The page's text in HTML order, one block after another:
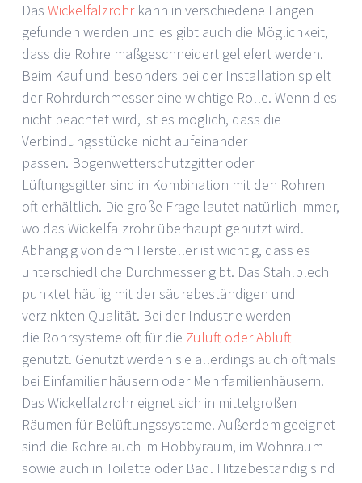
Das Wickelfalzrohrkann in verschiedene Längen
gefunden werden und es gibt auch die Möglichkeit,
dass die Rohre maßgeschneidert geliefert werden.
Beim Kauf und besonders bei der Installation spielt
der Rohrdurchmesser eine wichtige Rolle. Wenn dies
nicht beachtet wird, ist es möglich, dass die
Verbindungsstücke nicht aufeinander
passen. Bogenwetterschutzgitter oder
Lüftungsgitter sind in Kombination mit den Rohren
oft erhältlich. Die große Frage lautet natürlich immer,
wo das Wickelfalzrohrüberhaupt genutzt wird.
Abhängig von dem Hersteller ist wichtig, dass es
unterschiedliche Durchmesser gibt. Das Stahlblech
punktet häufig mit der säurebeständigen und
verzinkten Qualität. Bei der Industrie werden
die Rohrsysteme oft für die Zuluft oder Abluft
genutzt. Genutzt werden sie allerdings auch oftmals
bei Einfamilienhäusern oder Mehrfamilienhäusern.
Das Wickelfalzrohr eignet sich in mittelgroßen
Räumen für Belüftungssysteme. Außerdem geeignet
sind die Rohre auch im Hobbyraum, im Wohnraum
sowie auch in Toilette oder Bad. Hitzebeständig sind